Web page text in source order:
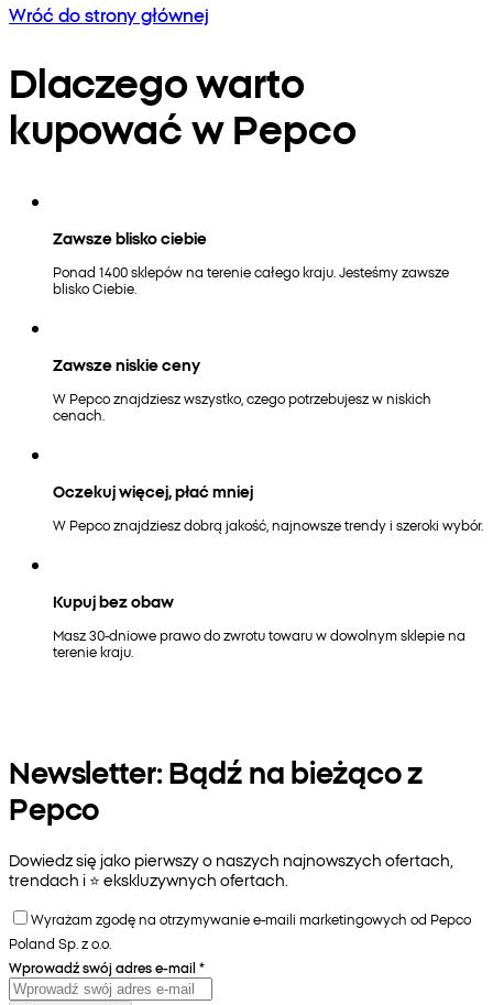
Wróć do strony głównej
Dlaczego warto
kupować w Pepco
Zawsze blisko ciebie
Ponad 1400 sklepów na terenie całego kraju. Jesteśmy zawsze
blisko Ciebie.
Zawsze niskie ceny
W Pepco znajdziesz wszystko, czego potrzebujesz w niskich
cenach.
Oczekuj więcej, płać mniej
W Pepco znajdziesz dobrą jakość, najnowsze trendy i szeroki wybór.
Kupuj bez obaw
Masz 30-dniowe prawo do zwrotu towaru w dowolnym sklepie na
terenie kraju.
Newsletter: Bądź na bieżąco z
Pepco
Dowiedz się jako pierwszy o naszych najnowszych ofertach,
trendach i ⭐️ ekskluzywnych ofertach.
Wyrażam zgodę na otrzymywanie e-maili marketingowych od Pepco
Poland Sp. z o.o.
Wprowadź swój adres e-mail *